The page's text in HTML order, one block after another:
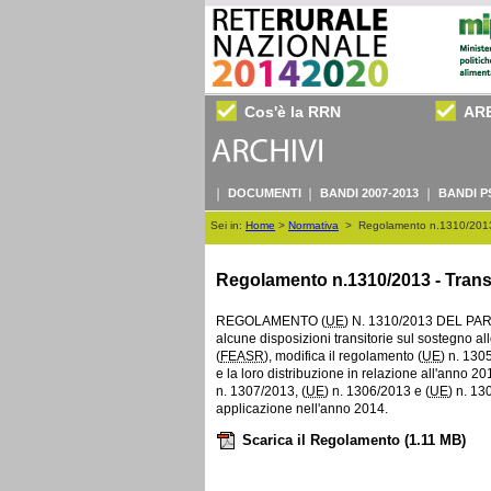
Cos'è la RRN
DOCUMENTI BANDI 2007-2013 BANDI
Sei in: Home > Normativa > Regolamento n.1310/
Regolamento n.1310/2013 -
REGOLAMENTO (UE) N. 1310/2013 DEL
alcune disposizioni transitorie sul sostegno
(FEASR), modifica il regolamento (UE) n.
e la loro distribuzione in relazione all'anno
n. 1307/2013, (UE) n. 1306/2013 e (UE) n.
applicazione nell'anno 2014.
Scarica il Regolamento (1.11 MB)